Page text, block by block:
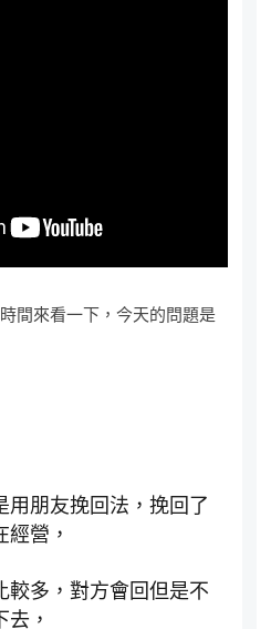
間來看一下，今天的問題是
用朋友挽回法，挽回了
營，
較多，對方會回但是不
，